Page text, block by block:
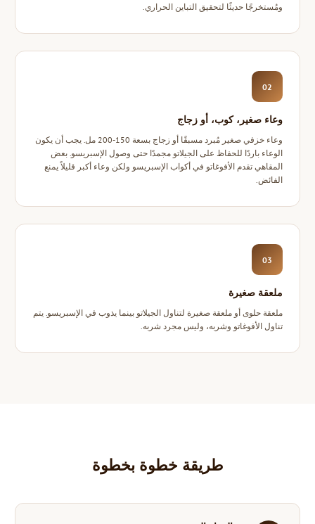
ومُستخرجًا حديثًا لتحقيق التباين الحراري.
02
وعاء صغير، كوب، أو زجاج
وعاء خزفي صغير مُبرد مسبقًا أو زجاج بسعة 150-200 مل. يجب أن يكون
الوعاء باردًا للحفاظ على الجيلاتو مجمدًا حتى وصول الإسبريسو. بعض
المقاهي تقدم الأفوغاتو في أكواب الإسبريسو ولكن وعاء أكبر قليلاً يمنع
الفائض.
03
ملعقة صغيرة
ملعقة حلوى أو ملعقة صغيرة لتناول الجيلاتو بينما يذوب في الإسبريسو. يتم
تناول الأفوغاتو وشربه، وليس مجرد شربه.
طريقة خطوة بخطوة